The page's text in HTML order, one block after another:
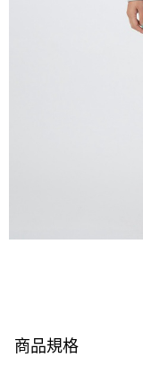
商品規格